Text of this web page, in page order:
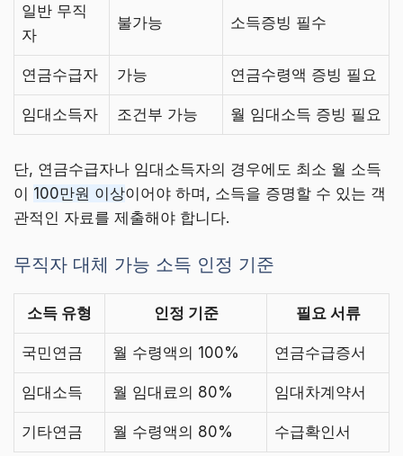
일반 무직
자
불가능 소득증빙 필수
연금수급자 가능 연금수령액 증빙 필요
임대소득자 조건부 가능 월 임대소득 증빙 필요
단, 연금수급자나 임대소득자의 경우에도 최소 월 소득
이 100만원 이상이어야 하며, 소득을 증명할 수 있는 객
관적인 자료를 제출해야 합니다.
무직자 대체 가능 소득 인정 기준
소득 유형 인정 기준 필요 서류
국민연금 월 수령액의 100% 연금수급증서
임대소득 월 임대료의 80% 임대차계약서
기타연금 월 수령액의 80% 수급확인서